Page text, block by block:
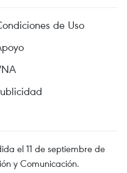
de Uso
el 11 de septiembre de
y Comunicación.